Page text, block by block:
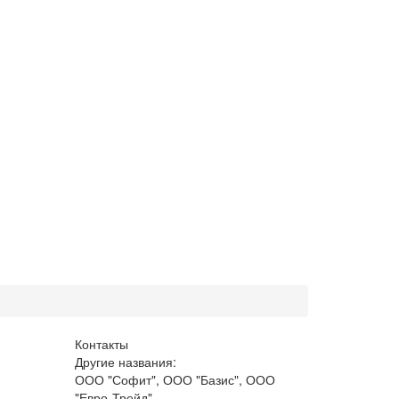
Контакты
Другие названия:
ООО "Софит", ООО "Базис", ООО